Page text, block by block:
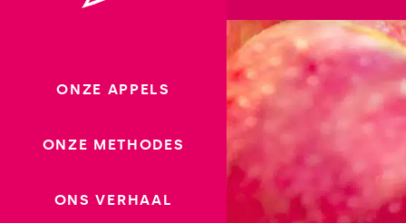
ONZE APPELS
ONZE METHODES
ONS VERHAAL